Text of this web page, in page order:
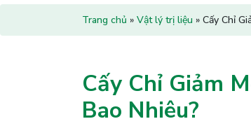
Trang chủ » Vật lý trị liệu » Cấy Chỉ
Cấy Chỉ Giảm
Bao Nhiêu?